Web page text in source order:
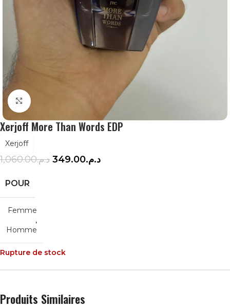
Agrandir
Xerjoff More Than Words EDP
Xerjoff
د.م.1,060.00 د.م.349.00
POUR
Femme
,
Homme
Rupture de stock
Produits Similaires